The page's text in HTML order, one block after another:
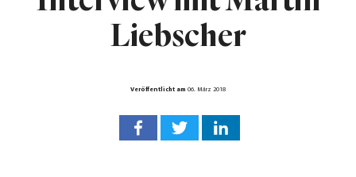
Liebscher
Veröffentlicht am 06. März 2018